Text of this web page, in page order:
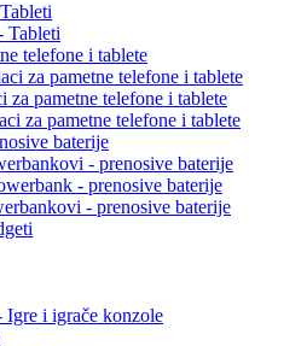
Tableti
telefone i tablete
za pametne telefone i tablete
za pametne telefone i tablete
za pametne telefone i tablete
baterije
- prenosive baterije
- prenosive baterije
- prenosive baterije
Igre i igrače konzole